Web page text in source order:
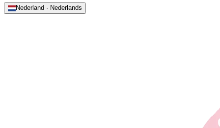
Nederland · Nederlands